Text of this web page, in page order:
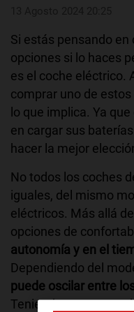
Si estás pensando
opciones si lo haces
es el coche eléctrico.
comprar uno de
lo que implica. Ya
en cargar sus
hacer la mejor
No todos los coches
iguales, del mismo
eléctricos. Más allá
opciones de
autonomía y en el
Dependiendo del
puede oscilar entre
Teniendo en cuenta